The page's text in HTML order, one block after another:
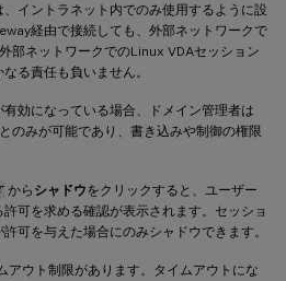
イントラネット内でのみ使用するように設
経由で接続しても、外部ネットワークで
部ネットワークでのLinux VDAセッション
る責任も負いません。
効になっている場合、ドメイン管理者は
のみが可能であり、書き込みや制御の権限
から シャドウをクリックすると、ユーザー
可を求める確認が表示されます。セッショ
可を与えた場合にのみシャドウできます。
アウト制限があります。タイムアウトにな